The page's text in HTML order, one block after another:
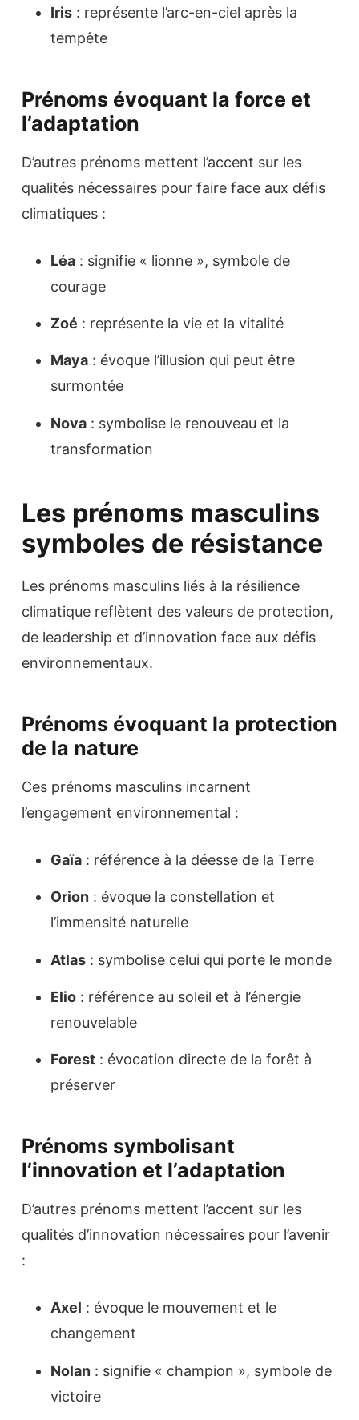
Iris : représente l’arc-en-ciel après la
tempête
Prénoms évoquant la force et
l’adaptation
D’autres prénoms mettent l’accent sur les
qualités nécessaires pour faire face aux défis
climatiques :
Léa : signifie « lionne », symbole de
courage
Zoé : représente la vie et la vitalité
Maya : évoque l’illusion qui peut être
surmontée
Nova : symbolise le renouveau et la
transformation
Les prénoms masculins
symboles de résistance
Les prénoms masculins liés à la résilience
climatique reflètent des valeurs de protection,
de leadership et d’innovation face aux défis
environnementaux.
Prénoms évoquant la protection
de la nature
Ces prénoms masculins incarnent
l’engagement environnemental :
Gaïa : référence à la déesse de la Terre
Orion : évoque la constellation et
l’immensité naturelle
Atlas : symbolise celui qui porte le monde
Elio : référence au soleil et à l’énergie
renouvelable
Forest : évocation directe de la forêt à
préserver
Prénoms symbolisant
l’innovation et l’adaptation
D’autres prénoms mettent l’accent sur les
qualités d’innovation nécessaires pour l’avenir
:
Axel : évoque le mouvement et le
changement
Nolan : signifie « champion », symbole de
victoire